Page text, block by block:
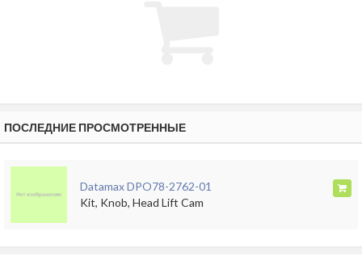
ПОСЛЕДНИЕ ПРОСМОТРЕННЫЕ
Datamax DPO78-2762-01
Kit, Knob, Head Lift Cam